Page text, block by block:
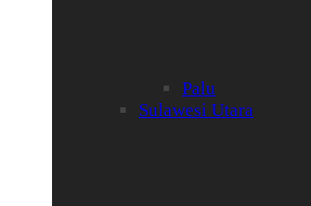
Palu
Sulawesi Utara